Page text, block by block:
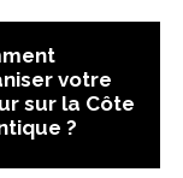
votre
sur la Côte
?